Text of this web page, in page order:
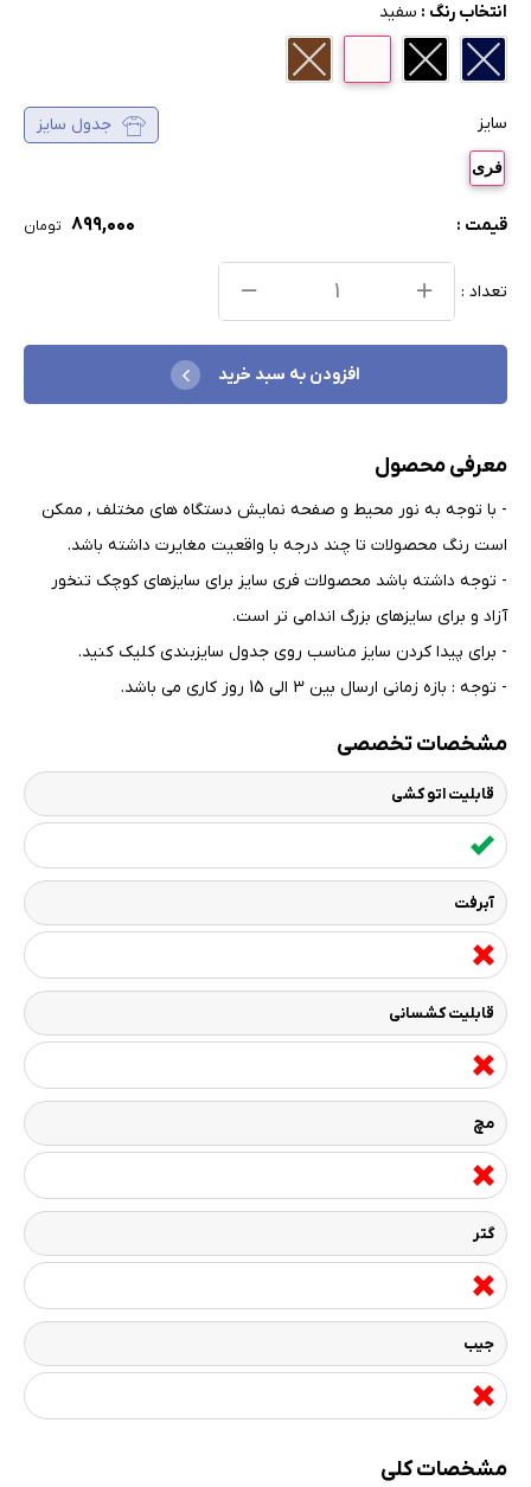
انتخاب رنگ : سفید
سایز جدول سایز
فری
قیمت : ۸۹۹,۰۰۰ تومان
تعداد :
افزودن به سبد خرید
معرفی محصول
- با توجه به نور محیط و صفحه نمایش دستگاه های مختلف , ممکن
است رنگ محصولات تا چند درجه با واقعیت مغایرت داشته باشد.
- توجه داشته باشد محصولات فری سایز برای سایزهای کوچک تنخور
آزاد و برای سایزهای بزرگ اندامی تر است.
- برای پیدا کردن سایز مناسب روی جدول سایزبندی کلیک کنید.
- توجه : بازه زمانی ارسال بین 3 الی 15 روز کاری می باشد.
مشخصات تخصصی
قابلیت اتو کشی
آبرفت
قابلیت کشسانی
مچ
گتر
جیب
مشخصات کلی